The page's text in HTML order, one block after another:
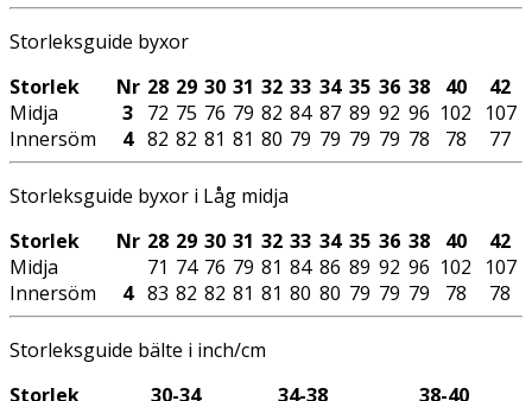
Storleksguide byxor
Storlek
Nr 28 29 30 31 32 33 34 35 36 38 40
42
Midja
3 72 75 76 79 82 84 87 89 92 96 102
107
Innersöm
4 82 82 81 81 80 79 79 79 79 78 78 77
Storleksguide byxor i Låg midja
Storlek
Nr 28 29 30 31 32 33 34 35 36 38 40
42
Midja
71 74 76 79 81 84 86 89 92 96 102
107
Innersöm
4 83 82 82 81 81 80 80 79 79 79 78 78
Storleksguide bälte i inch/cm
Storlek
30-34 34-38
38-40